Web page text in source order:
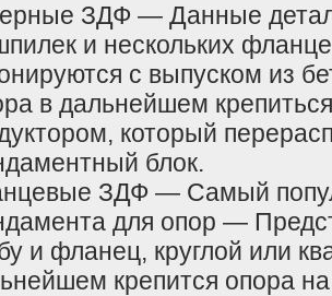
ЗДФ — Данные
и нескольких
с выпуском из
в дальнейшем
который
блок.
ЗДФ — Самый
для опор —
и фланец, круглой или
крепится опора